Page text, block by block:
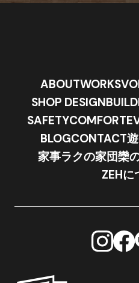
ABOUTWORKS
SHOP DESIGN
SAFETYCOMFORT
BLOGCONTACT
家事ラクの家団欒
ZEHに